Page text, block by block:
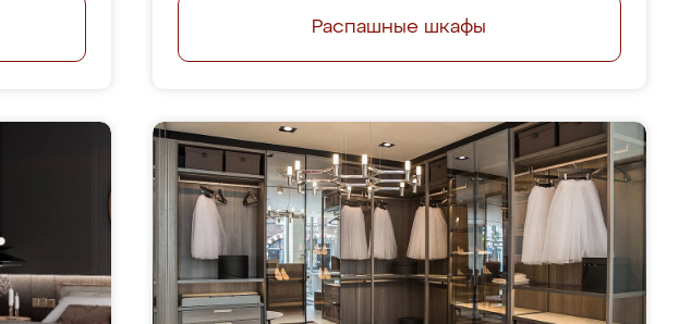
Распашные шкафы